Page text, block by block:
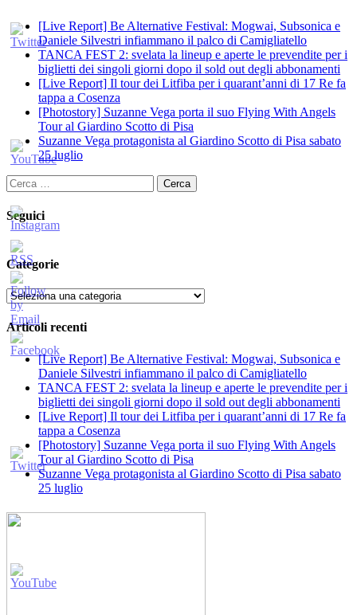
[Live Report] Be Alternative Festival: Mogwai, Subsonica e
Daniele Silvestri infiammano il palco di Camigliatello
TANCA FEST 2: svelata la lineup e aperte le prevendite per i
biglietti dei singoli giorni dopo il sold out degli abbonamenti
[Live Report] Il tour dei Litfiba per i quarant’anni di 17 Re fa
tappa a Cosenza
[Photostory] Suzanne Vega porta il suo Flying With Angels
Tour al Giardino Scotto di Pisa
Suzanne Vega protagonista al Giardino Scotto di Pisa sabato
25 luglio
Ricerca
per:
Seguici
Categorie
Categorie
Articoli recenti
[Live Report] Be Alternative Festival: Mogwai, Subsonica e
Daniele Silvestri infiammano il palco di Camigliatello
TANCA FEST 2: svelata la lineup e aperte le prevendite per i
biglietti dei singoli giorni dopo il sold out degli abbonamenti
[Live Report] Il tour dei Litfiba per i quarant’anni di 17 Re fa
tappa a Cosenza
[Photostory] Suzanne Vega porta il suo Flying With Angels
Tour al Giardino Scotto di Pisa
Suzanne Vega protagonista al Giardino Scotto di Pisa sabato
25 luglio